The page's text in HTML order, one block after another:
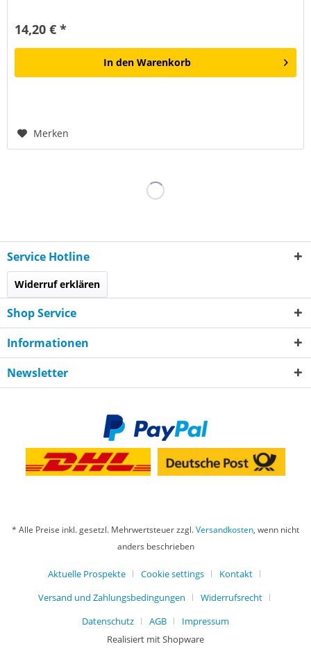
14,20 € *
In den Warenkorb
Merken
Service Hotline
Widerruf erklären
Shop Service
Informationen
Newsletter
* Alle Preise inkl. gesetzl. Mehrwertsteuer zzgl.Versandkosten, wenn nicht
anders beschrieben
Aktuelle Prospekte Cookie settings
Kontakt
Versand und Zahlungsbedingungen
Widerrufsrecht
Datenschutz
AGB
Impressum
Realisiert mit Shopware